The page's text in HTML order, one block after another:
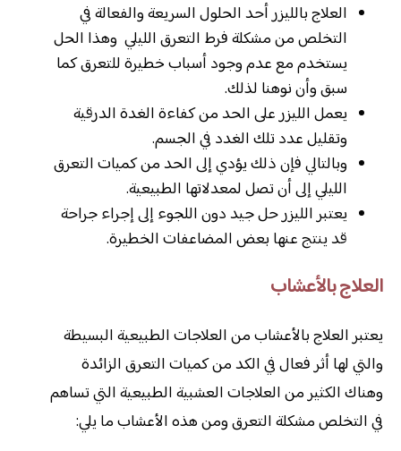
العلاج بالليزر أحد الحلول السريعة والفعالة في
التخلص من مشكلة فرط التعرق الليلي وهذا الحل
يستخدم مع عدم وجود أسباب خطيرة للتعرق كما
سبق وأن نوهنا لذلك.
يعمل الليزر على الحد من كفاءة الغدة الدرقية
وتقليل عدد تلك الغدد في الجسم.
وبالتالي فإن ذلك يؤدي إلى الحد من كميات التعرق
الليلي إلى أن تصل لمعدلاتها الطبيعية.
يعتبر الليزر حل جيد دون اللجوء إلى إجراء جراحة
قد ينتج عنها بعض المضاعفات الخطيرة.
العلاج بالأعشاب
يعتبر العلاج بالأعشاب من العلاجات الطبيعية البسيطة
والتي لها أثر فعال في الكد من كميات التعرق الزائدة
وهناك الكثير من العلاجات العشبية الطبيعية التي تساهم
في التخلص مشكلة التعرق ومن هذه الأعشاب ما يلي: